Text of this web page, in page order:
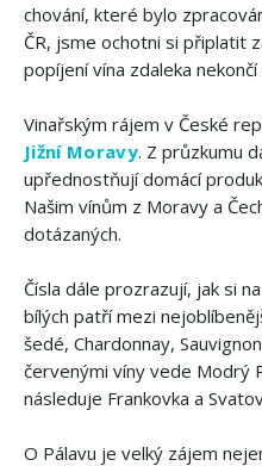
chování, které bylo
ČR, jsme ochotni si připlatit
popíjení vína zdaleka nekončí
Vinařským rájem v České
Jižní Moravy. Z průzkumu
upřednostňují domácí
Našim vínům z Moravy a
dotázaných.
Čísla dále prozrazují, jak si
bílých patří mezi
šedé, Chardonnay,
červenými víny vede Modrý
následuje Frankovka a
O Pálavu je velký zájem